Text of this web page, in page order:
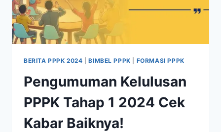
BERITA PPPK 2024 |BIMBEL PPPK FORMASI PPPK
Pengumuman Kelulusan
PPPK Tahap 1 2024 Cek
Kabar Baiknya!